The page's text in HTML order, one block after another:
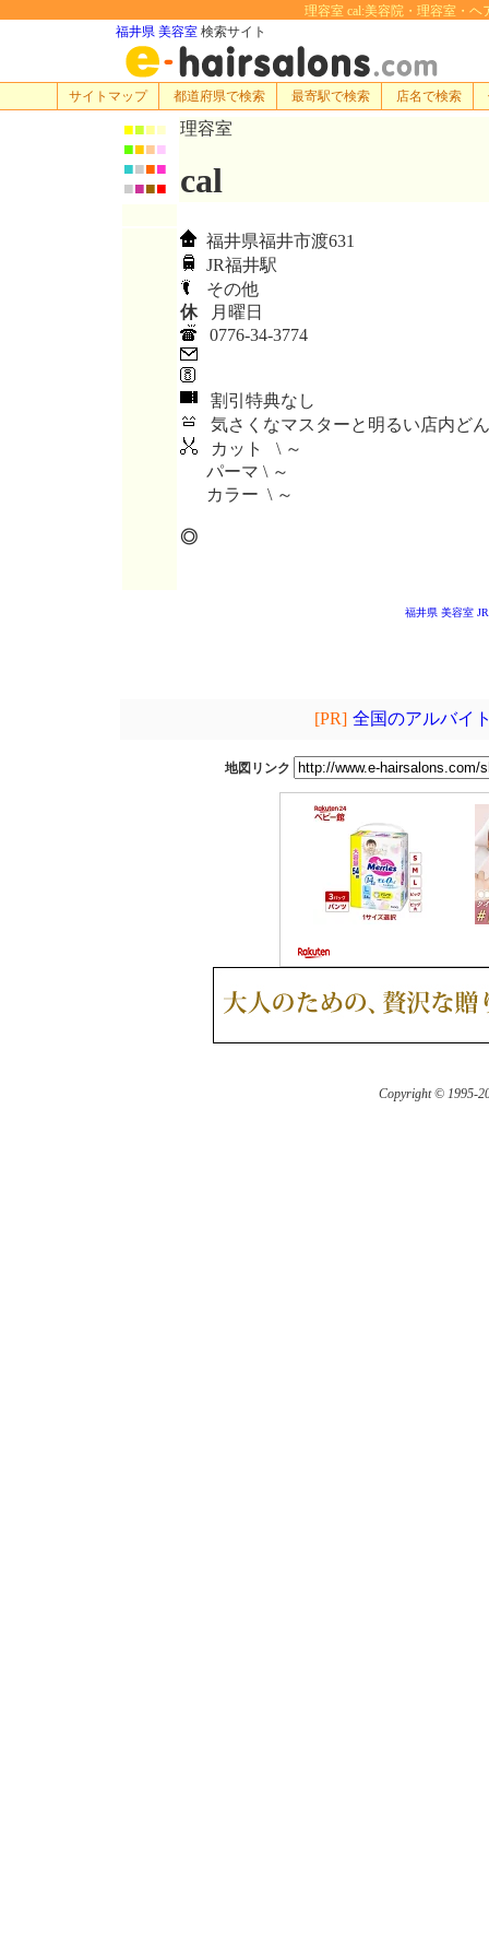
理容室 cal:美容院・理容室・ヘ
福井県 美容室 検索サイト
サイトマップ 都道府県で検索 最寄駅で検索 店名で検索
■■■■
■■■■
■■■■
■■■■
理容室
cal
福井県福井市渡631
JR福井駅
その他
休月曜日
0776-34-3774
割引特典なし
気さくなマスターと明るい店内ど
カット \ ～
パーマ \ ～
カラー \ ～
◎
福井県 美容室
[PR] 全国のアルバイ
地図リンク
Copyright © 1995-